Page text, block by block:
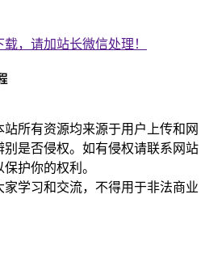
，请加站长微信处理！
所有资源均来源于用户上传和网
是否侵权。如有侵权请联系网站
护你的权利。
学习和交流，不得用于非法商业